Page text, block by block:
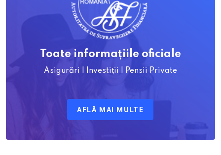
Toate informațiile oficiale
Asigurări | Investiții | Pensii Private
AFLĂ MAI MULTE